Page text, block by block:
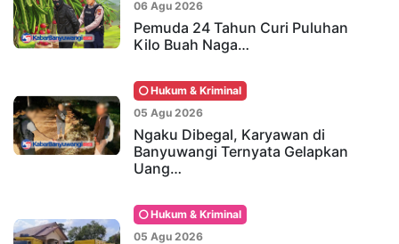
06 Agu 2026
Pemuda 24 Tahun Curi Puluhan
Kilo Buah Naga…
Hukum & Kriminal
05 Agu 2026
Ngaku Dibegal, Karyawan di
Banyuwangi Ternyata Gelapkan
Uang…
Hukum & Kriminal
05 Agu 2026